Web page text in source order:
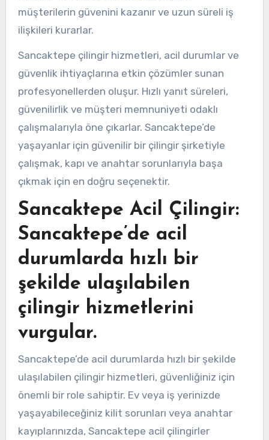
müşterilerin güvenini kazanır ve uzun süreli iş
ilişkileri kurarlar.
Sancaktepe çilingir hizmetleri, acil durumlar ve
güvenlik ihtiyaçlarına etkin çözümler sunan
profesyonellerden oluşur. Hızlı yanıt süreleri,
güvenilirlik ve müşteri memnuniyeti odaklı
çalışmalarıyla öne çıkarlar. Sancaktepe’de
yaşayanlar için güvenilir bir çilingir şirketiyle
çalışmak, kapı ve anahtar sorunlarıyla başa
çıkmak için en doğru seçenektir.
Sancaktepe Acil Çilingir:
Sancaktepe’de acil
durumlarda hızlı bir
şekilde ulaşılabilen
çilingir hizmetlerini
vurgular.
Sancaktepe’de acil durumlarda hızlı bir şekilde
ulaşılabilen çilingir hizmetleri, güvenliğiniz için
önemli bir role sahiptir. Ev veya iş yerinizde
yaşayabileceğiniz kilit sorunları veya anahtar
kayıplarınızda, Sancaktepe acil çilingirler